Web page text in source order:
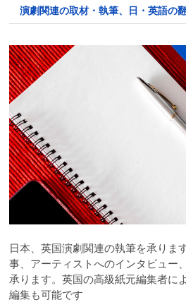
演劇関連の取材・執筆、日・英語の
日本、英国演劇関連の執筆を承りま
事、アーティストへのインタビュー
承ります。英国の高級紙元編集者に
編集も可能です